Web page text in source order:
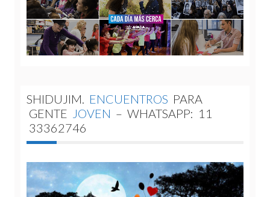
SHIDUJIM. ENCUENTROS PARA
GENTE JOVEN – WHATSAPP: 11
33362746